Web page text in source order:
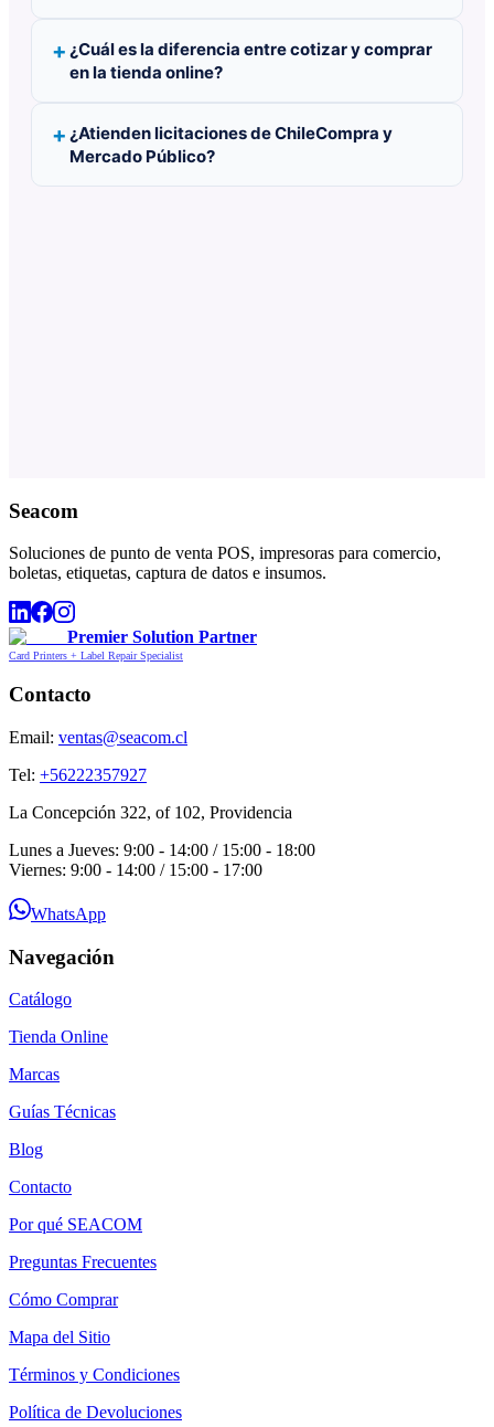
¿Cuál es la diferencia entre cotizar y comprar
en la tienda online?
¿Atienden licitaciones de ChileCompra y
Mercado Público?
Seacom
Soluciones de punto de venta POS, impresoras para comercio,
boletas, etiquetas, captura de datos e insumos.
Premier Solution Partner
Card Printers + Label Repair Specialist
Contacto
Email: ventas@seacom.cl
Tel: +56222357927
La Concepción 322, of 102, Providencia
Lunes a Jueves: 9:00 - 14:00 / 15:00 - 18:00
Viernes: 9:00 - 14:00 / 15:00 - 17:00
WhatsApp
Navegación
Catálogo
Tienda Online
Marcas
Guías Técnicas
Blog
Contacto
Por qué SEACOM
Preguntas Frecuentes
Cómo Comprar
Mapa del Sitio
Términos y Condiciones
Política de Devoluciones